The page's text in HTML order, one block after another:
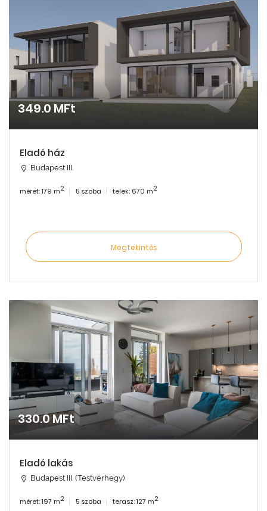
349.0 MFt
Eladó ház
Budapest III.
méret: 179 m2 5 szoba telek: 670 m2
Megtekintés
330.0 MFt
Eladó lakás
Budapest III. (Testvérhegy)
méret: 197 m2 5 szoba terasz: 127 m2